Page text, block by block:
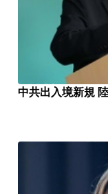
中共出入境新規